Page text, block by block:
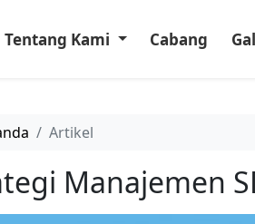
Tentang Kami Cabang
Artikel
Manajemen